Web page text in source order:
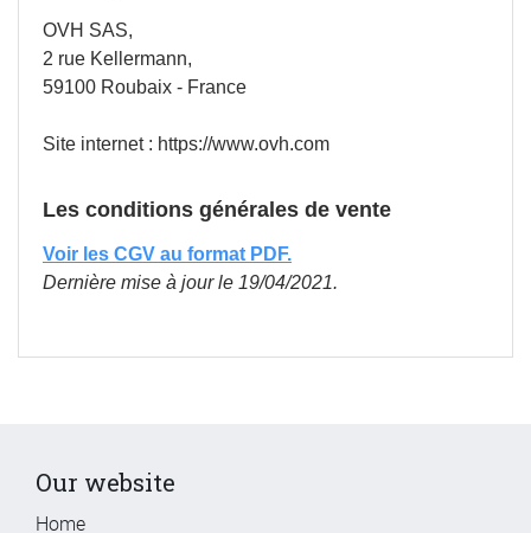
OVH SAS,
2 rue Kellermann,
59100 Roubaix - France
Site internet : https://www.ovh.com
Les conditions générales de vente
Voir les CGV au format PDF.
Dernière mise à jour le 19/04/2021.
Our website
Home